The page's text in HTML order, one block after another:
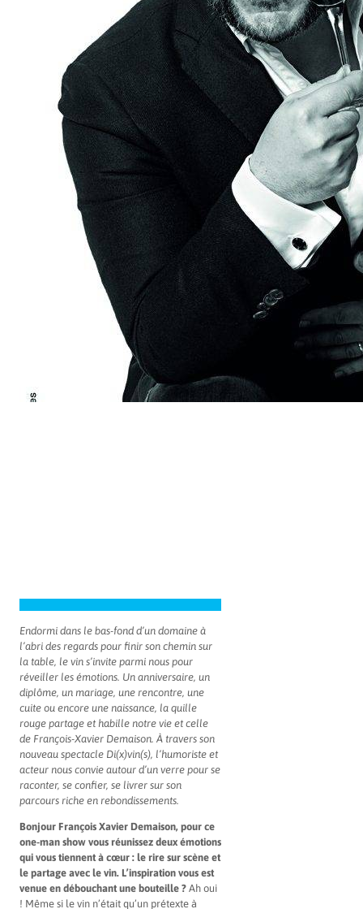
Endormi dans le bas-fond d’un domaine à
l’abri des regards pour finir son chemin sur
la table, le vin s’invite parmi nous pour
réveiller les émotions. Un anniversaire, un
diplôme, un mariage, une rencontre, une
cuite ou encore une naissance, la quille
rouge partage et habille notre vie et celle
de François-Xavier Demaison. À travers son
nouveau spectacle Di(x)vin(s), l’humoriste et
acteur nous convie autour d’un verre pour se
raconter, se confier, se livrer sur son
parcours riche en rebondissements.
Bonjour François Xavier Demaison, pour ce
one-man show vous réunissez deux émotions
qui vous tiennent à cœur : le rire sur scène et
le partage avec le vin. L’inspiration vous est
venue en débouchant une bouteille ? Ah oui
! Même si le vin n’était qu’un prétexte à